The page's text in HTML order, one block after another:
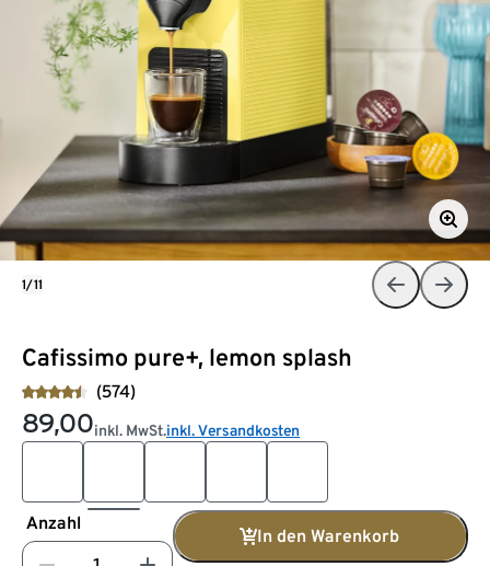
Cafissimo pure+, lemon splash
(574)
89,00inkl. MwSt.inkl. Versandkosten
Anzahl
In den Warenkorb
1/11